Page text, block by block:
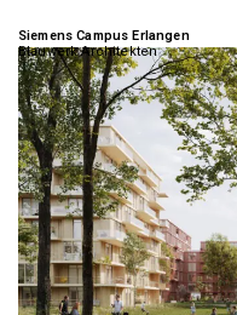
Siemens Campus Erlangen
Blauwerk Architekten